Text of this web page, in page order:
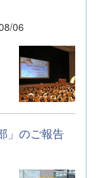
06
」のご報告